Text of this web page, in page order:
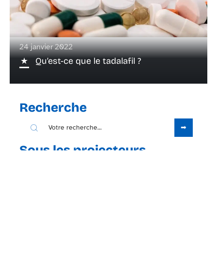
24 janvier 2022
Qu’est-ce que le tadalafil ?
Recherche
Sous les projecteurs